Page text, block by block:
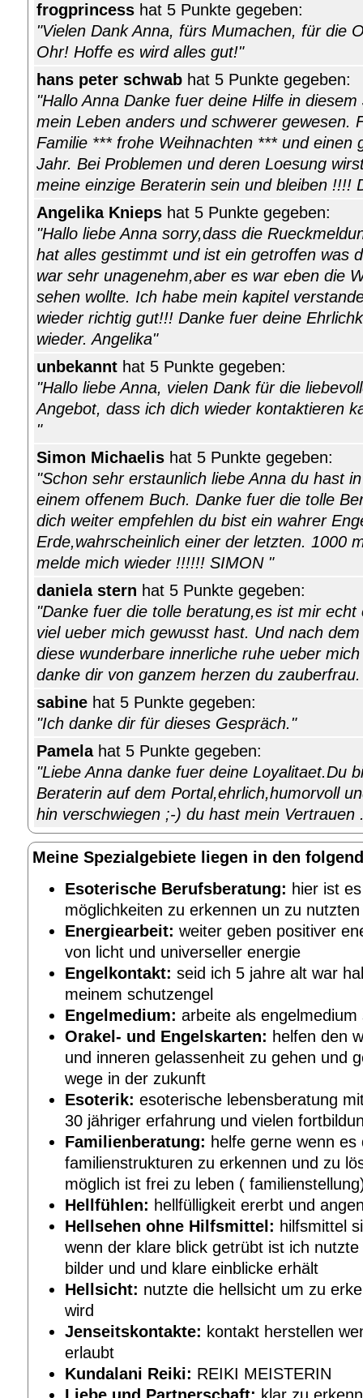
frogprincess hat 5 Punkte gegeben:
"Vielen Dank Anna, fürs Mumachen, für die
Ohr! Hoffe es wird alles gut!"
hans peter schwab hat 5 Punkte gegeben:
"Hallo Anna Danke fuer deine Hilfe in
mein Leben anders und schwerer gewesen.
Familie *** frohe Weihnachten *** und einen
Jahr. Bei Problemen und deren Loesung
meine einzige Beraterin sein und bleiben !!!!
Angelika Knieps hat 5 Punkte gegeben:
"Hallo liebe Anna sorry,dass die
hat alles gestimmt und ist ein getroffen was
war sehr unagenehm,aber es war eben die
sehen wollte. Ich habe mein kapitel
wieder richtig gut!!! Danke fuer deine
wieder. Angelika"
unbekannt hat 5 Punkte gegeben:
"Hallo liebe Anna, vielen Dank für die
Angebot, dass ich dich wieder kontaktieren
"
Simon Michaelis hat 5 Punkte gegeben:
"Schon sehr erstaunlich liebe Anna du hast
einem offenem Buch. Danke fuer die tolle
dich weiter empfehlen du bist ein wahrer
Erde,wahrscheinlich einer der letzten. 1000
melde mich wieder !!!!!! SIMON "
daniela stern hat 5 Punkte gegeben:
"Danke fuer die tolle beratung,es ist mir
viel ueber mich gewusst hast. Und nach
diese wunderbare innerliche ruhe ueber
danke dir von ganzem herzen du
sabine hat 5 Punkte gegeben:
"Ich danke dir für dieses Gespräch."
Pamelahat 5 Punkte gegeben:
"Liebe Anna danke fuer deine Loyalitaet.Du
Beraterin auf dem Portal,ehrlich,humorvoll
hin verschwiegen ;-) du hast mein Vertrauen
Meine Spezialgebiete liegen in den
Esoterische Berufsberatung: hier ist
möglichkeiten zu erkennen un zu nutzten
Energiearbeit: weiter geben positiver
von licht und universeller energie
Engelkontakt: seid ich 5 jahre alt war
meinem schutzengel
Engelmedium: arbeite als engelmedium
Orakel- und Engelskarten: helfen den
und inneren gelassenheit zu gehen und
wege in der zukunft
Esoterik: esoterische lebensberatung
30 jähriger erfahrung und vielen
Familienberatung: helfe gerne wenn
familienstrukturen zu erkennen und zu
möglich ist frei zu leben (
Hellfühlen: hellfülligkeit ererbt und
Hellsehen ohne Hilfsmittel: hilfsmittel
wenn der klare blick getrübt ist ich
bilder und und klare einblicke erhält
Hellsicht: nutzte die hellsicht um zu
wird
Jenseitskontakte: kontakt herstellen
erlaubt
Kundalani Reiki: REIKI MEISTERIN